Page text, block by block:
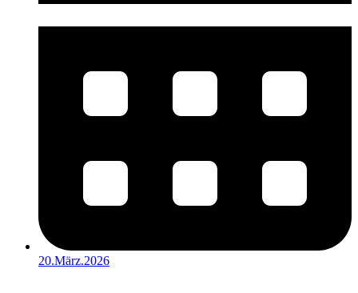
20.März.2026